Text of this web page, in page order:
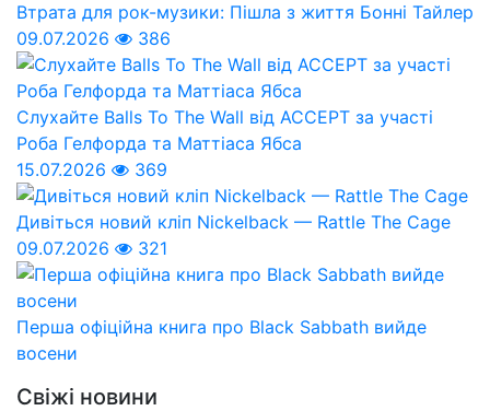
Втрата для рок-музики: Пішла з життя Бонні Тайлер
09.07.2026
386
Слухайте Balls To The Wall від ACCEPT за участі
Роба Гелфорда та Маттіаса Ябса
15.07.2026
369
Дивіться новий кліп Nickelback — Rattle The Cage
09.07.2026
321
Перша офіційна книга про Black Sabbath вийде
восени
Свіжі новини